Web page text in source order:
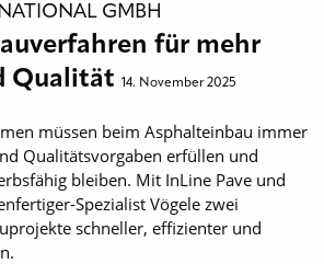
GMBH
für mehr
Qualität 14. November 2025
müssen beim Asphalteinbau immer
Qualitätsvorgaben erfüllen und
bleiben. Mit InLine Pave und
Spezialist Vögele zwei
schneller, effizienter und